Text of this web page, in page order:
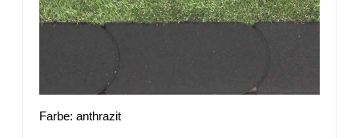
Farbe: anthrazit